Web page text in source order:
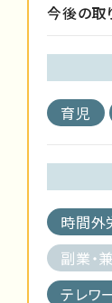
今後の取
育児
時間外
副業・
テレワ